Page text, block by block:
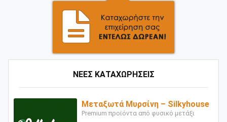
ΝΕΕΣ ΚΑΤΑΧΩΡΗΣΕΙΣ
Μεταξωτά Μυρσίνη – Silkyhouse
Premium προϊόντα από φυσικό μετάξι